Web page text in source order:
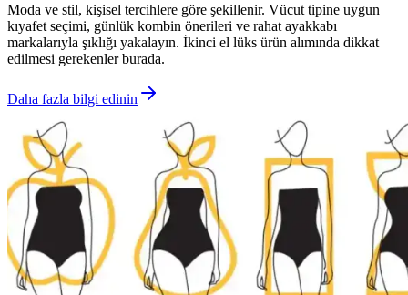
Moda ve stil, kişisel tercihlere göre şekillenir. Vücut tipine uygun
kıyafet seçimi, günlük kombin önerileri ve rahat ayakkabı
markalarıyla şıklığı yakalayın. İkinci el lüks ürün alımında dikkat
edilmesi gerekenler burada.
Daha fazla bilgi edinin